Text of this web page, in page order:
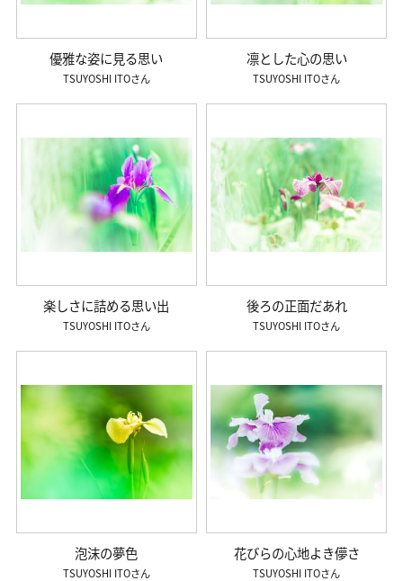
優雅な姿に見る思い
TSUYOSHI ITO
凛とした心の思い
TSUYOSHI ITO
楽しさに詰める思い出
TSUYOSHI ITO
後ろの正面だあれ
TSUYOSHI ITO
泡沫の夢色
TSUYOSHI ITO
花びらの心地よき儚さ
TSUYOSHI ITO